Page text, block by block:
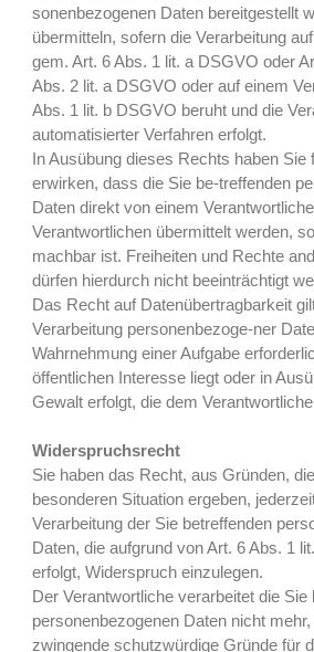
sonenbezogenen Daten bereitgestellt
übermitteln, sofern die Verarbeitung
gem. Art. 6 Abs. 1 lit. a DSGVO oder
Abs. 2 lit. a DSGVO oder auf einem
Abs. 1 lit. b DSGVO beruht und die
automatisierter Verfahren erfolgt.
In Ausübung dieses Rechts haben Sie
erwirken, dass die Sie be-treffenden
Daten direkt von einem
Verantwortlichen übermittelt werden,
machbar ist. Freiheiten und Rechte
dürfen hierdurch nicht beeinträchtigt
Das Recht auf Datenübertragbarkeit
Verarbeitung personenbezoge-ner
Wahrnehmung einer Aufgabe
öffentlichen Interesse liegt oder in
Gewalt erfolgt, die dem
Widerspruchsrecht
Sie haben das Recht, aus Gründen,
besonderen Situation ergeben,
Verarbeitung der Sie betreffenden
Daten, die aufgrund von Art. 6 Abs. 1
erfolgt, Widerspruch einzulegen.
Der Verantwortliche verarbeitet die Sie
personenbezogenen Daten nicht
zwingende schutzwürdige Gründe für